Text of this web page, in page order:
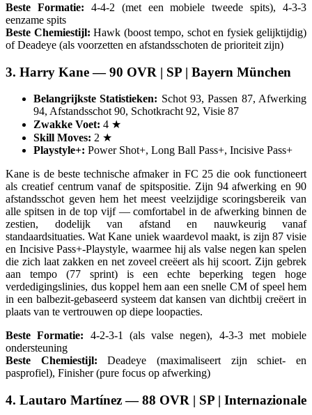
Beste Formatie: 4-4-2 (met een mobiele tweede spits), 4-3-3
eenzame spits
Beste Chemiestijl: Hawk (boost tempo, schot en fysiek gelijktijdig)
of Deadeye (als voorzetten en afstandsschoten de prioriteit zijn)
3. Harry Kane — 90 OVR | SP | Bayern München
Belangrijkste Statistieken: Schot 93, Passen 87, Afwerking
94, Afstandsschot 90, Schotkracht 92, Visie 87
Zwakke Voet: 4 ★
Skill Moves: 2 ★
Playstyle+: Power Shot+, Long Ball Pass+, Incisive Pass+
Kane is de beste technische afmaker in FC 25 die ook functioneert
als creatief centrum vanaf de spitspositie. Zijn 94 afwerking en 90
afstandsschot geven hem het meest veelzijdige scoringsbereik van
alle spitsen in de top vijf — comfortabel in de afwerking binnen de
zestien, dodelijk van afstand en nauwkeurig vanaf
standaardsituaties. Wat Kane uniek waardevol maakt, is zijn 87 visie
en Incisive Pass+-Playstyle, waarmee hij als valse negen kan spelen
die zich laat zakken en net zoveel creëert als hij scoort. Zijn gebrek
aan tempo (77 sprint) is een echte beperking tegen hoge
verdedigingslinies, dus koppel hem aan een snelle CM of speel hem
in een balbezit-gebaseerd systeem dat kansen van dichtbij creëert in
plaats van te vertrouwen op diepe loopacties.
Beste Formatie: 4-2-3-1 (als valse negen), 4-3-3 met mobiele
ondersteuning
Beste Chemiestijl: Deadeye (maximaliseert zijn schiet- en
pasprofiel), Finisher (pure focus op afwerking)
4. Lautaro Martínez — 88 OVR | SP | Internazionale